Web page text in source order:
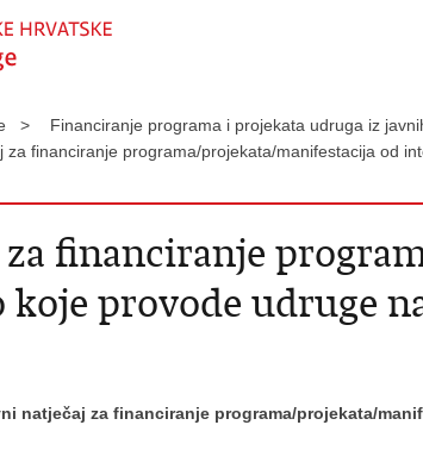
> Financiranje programa i projekata udruga iz
za financiranje programa/projekata/manifestacija od
za financiranje
koje provode udruge
natječaj za financiranje programa/projekata/